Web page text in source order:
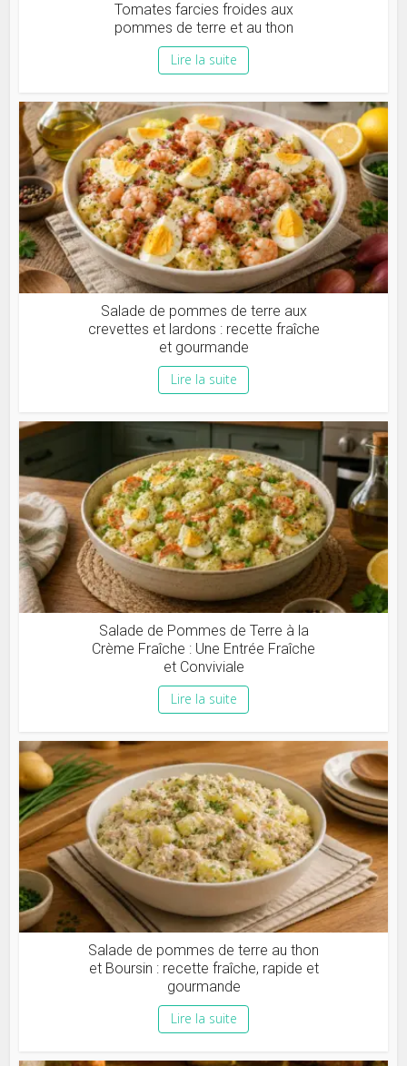
Tomates farcies froides aux
pommes de terre et au thon
Lire la suite
Salade de pommes de terre aux
crevettes et lardons : recette fraîche
et gourmande
Lire la suite
Salade de Pommes de Terre à la
Crème Fraîche : Une Entrée Fraîche
et Conviviale
Lire la suite
Salade de pommes de terre au thon
et Boursin : recette fraîche, rapide et
gourmande
Lire la suite